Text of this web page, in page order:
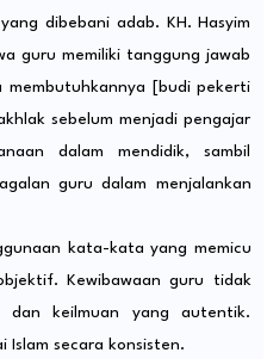
dibebani adab. KH. Hasyim
guru memiliki tanggung jawab
membutuhkannya [budi pekerti
sebelum menjadi pengajar
dalam mendidik, sambil
guru dalam menjalankan
kata-kata yang memicu
Kewibawaan guru tidak
dan keilmuan yang autentik.
Islam secara konsisten.